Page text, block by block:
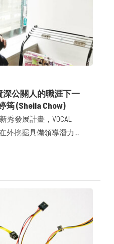
深公關人的職涯下一
筠 (Sheila Chow)
秀發展計畫，VOCAL
外挖掘具備領導潛力的
演好管理角色？站在公